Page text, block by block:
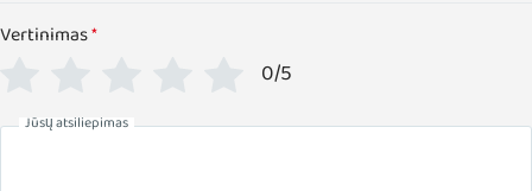
Vertinimas*
0/5
Jūsų atsiliepimas